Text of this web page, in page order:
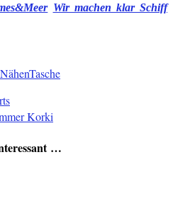
Wir machen klar Schiff
NähenTasche
Korki
…